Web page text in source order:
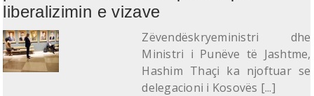
liberalizimin e vizave
Zëvendëskryeministri dhe
Ministri i Punëve të Jashtme,
Hashim Thaçi ka njoftuar se
delegacioni i Kosovës [...]